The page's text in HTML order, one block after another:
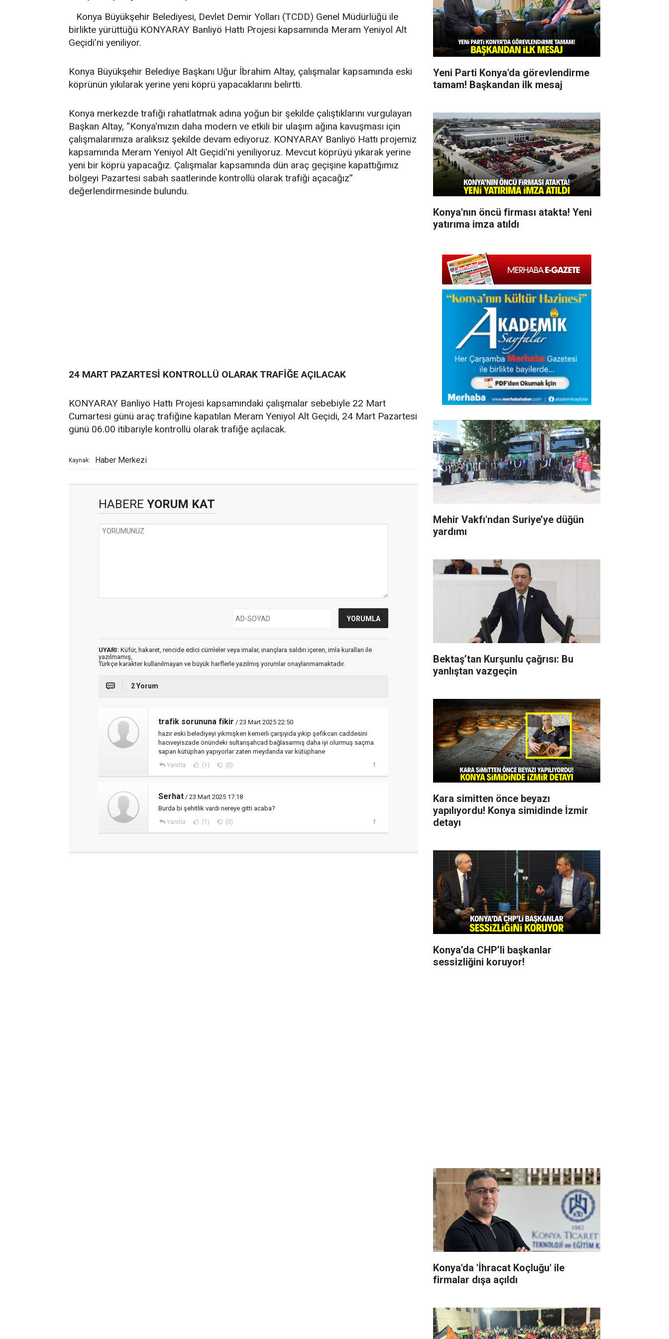
Konya Büyükşehir Belediyesi, Devlet Demir Yolları (TCDD) Genel Müdürlüğü ile
birlikte yürüttüğü KONYARAY Banliyö Hattı Projesi kapsamında Meram Yeniyol Alt
Geçidi’ni yeniliyor.
Konya Büyükşehir Belediye Başkanı Uğur İbrahim Altay, çalışmalar kapsamında eski
köprünün yıkılarak yerine yeni köprü yapacaklarını belirtti.
Konya merkezde trafiği rahatlatmak adına yoğun bir şekilde çalıştıklarını vurgulayan
Başkan Altay, “Konya'mızın daha modern ve etkili bir ulaşım ağına kavuşması için
çalışmalarımıza aralıksız şekilde devam ediyoruz. KONYARAY Banliyö Hattı projemiz
kapsamında Meram Yeniyol Alt Geçidi'ni yeniliyoruz. Mevcut köprüyü yıkarak yerine
yeni bir köprü yapacağız. Çalışmalar kapsamında dün araç geçişine kapattığımız
bölgeyi Pazartesi sabah saatlerinde kontrollü olarak trafiği açacağız”
değerlendirmesinde bulundu.
24 MART PAZARTESİ KONTROLLÜ OLARAK TRAFİĞE AÇILACAK
KONYARAY Banliyö Hattı Projesi kapsamındaki çalışmalar sebebiyle 22 Mart
Cumartesi günü araç trafiğine kapatılan Meram Yeniyol Alt Geçidi, 24 Mart Pazartesi
günü 06.00 itibariyle kontrollü olarak trafiğe açılacak.
Kaynak: Haber Merkezi
HABERE YORUM KAT
UYARI: Küfür, hakaret, rencide edici cümleler veya imalar, inançlara saldırı içeren, imla kuralları ile
yazılmamış,
Türkçe karakter kullanılmayan ve büyük harflerle yazılmış yorumlar onaylanmamaktadır.
2 Yorum
trafik sorununa fikir / 23 Mart 2025 22:50
hazır eski belediyeyi yıkmışken kemerli çarşıyıda yıkıp şefikcan caddesini
hacıveyiszade önündeki sultanşahcad bağlasarmış daha iyi olurmuş saçma
sapan kütüphan yapıyorlar zaten meydanda var kütüphane
Yanıtla (1) (0)
Serhat / 23 Mart 2025 17:18
Burda bi şehitlik vardı nereye gitti acaba?
Yanıtla (1) (0)
Yeni Parti Konya'da görevlendirme
tamam! Başkandan ilk mesaj
Konya'nın öncü firması atakta! Yeni
yatırıma imza atıldı
Mehir Vakfı'ndan Suriye’ye düğün
yardımı
Bektaş’tan Kurşunlu çağrısı: Bu
yanlıştan vazgeçin
Kara simitten önce beyazı
yapılıyordu! Konya simidinde İzmir
detayı
Konya’da CHP’li başkanlar
sessizliğini koruyor!
Konya'da 'İhracat Koçluğu' ile
firmalar dışa açıldı